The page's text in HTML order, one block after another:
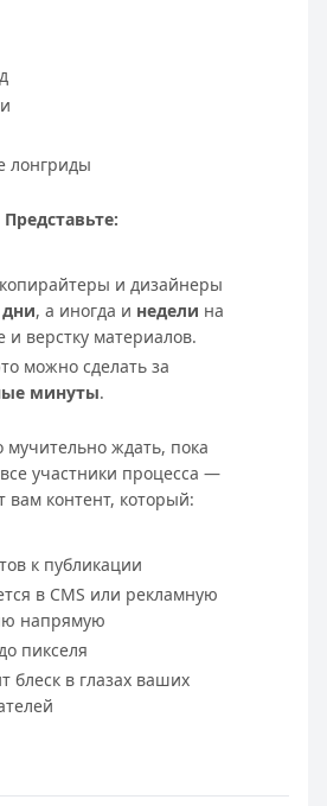
лонгриды
Представьте:
и дизайнеры
дни, а иногда и недели на
и верстку материалов.
можно сделать за
минуты.
ждать, пока
участники процесса —
вам контент, который:
к публикации
в CMS или рекламную
напрямую
пикселя
блеск в глазах ваших